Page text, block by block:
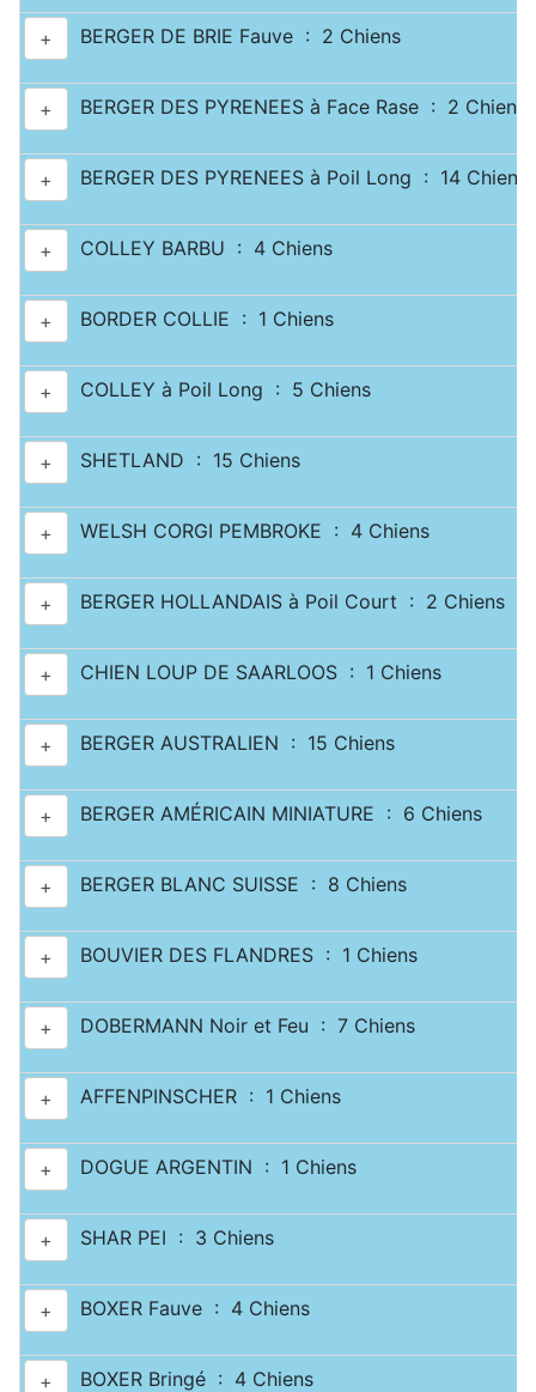
+ BERGER DE BRIE Fauve : 2 Chiens
+ BERGER DES PYRENEES à Face Rase : 2 Chiens
+ BERGER DES PYRENEES à Poil Long : 14 Chiens
+ COLLEY BARBU : 4 Chiens
+ BORDER COLLIE : 1 Chiens
+ COLLEY à Poil Long : 5 Chiens
+ SHETLAND : 15 Chiens
+ WELSH CORGI PEMBROKE : 4 Chiens
+ BERGER HOLLANDAIS à Poil Court : 2 Chiens
+ CHIEN LOUP DE SAARLOOS : 1 Chiens
+ BERGER AUSTRALIEN : 15 Chiens
+ BERGER AMÉRICAIN MINIATURE : 6 Chiens
+ BERGER BLANC SUISSE : 8 Chiens
+ BOUVIER DES FLANDRES : 1 Chiens
+ DOBERMANN Noir et Feu : 7 Chiens
+ AFFENPINSCHER : 1 Chiens
+ DOGUE ARGENTIN : 1 Chiens
+ SHAR PEI : 3 Chiens
+ BOXER Fauve : 4 Chiens
+ BOXER Bringé : 4 Chiens